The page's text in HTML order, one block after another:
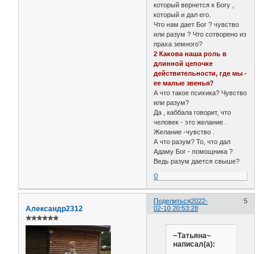
который вернется к Богу ,
который и дал его.
Что нам дает Бог ? чувство
или разум ? Что сотворено из
праха земного?
2 Какова наша роль в
длинной цепочке
действительности, где мы -
ее малые звенья?
А что такое психика? Чувство
или разум?
Да , каббала говорит, что
человек - это желание .
Желание -чувство .
А что разум? То, что дал
Адаму Бог - помощника ?
Ведь разум дается свыше?
0
Поделиться 5
2022-
02-10 20:53:28
Александр2312
✯✯✯✯✯✯
~Татьяна~
написал(а):